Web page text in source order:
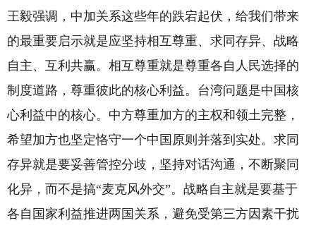
王毅强调，中加关系这些年的跌宕起伏，给我们带来
的最重要启示就是应坚持相互尊重、求同存异、战略
自主、互利共赢。相互尊重就是尊重各自人民选择的
制度道路，尊重彼此的核心利益。台湾问题是中国核
心利益中的核心。中方尊重加方的主权和领土完整，
希望加方也坚定恪守一个中国原则并落到实处。求同
存异就是要妥善管控分歧，坚持对话沟通，不断聚同
化异，而不是搞“麦克风外交”。战略自主就是要基于
各自国家利益推进两国关系，避免受第三方因素干扰